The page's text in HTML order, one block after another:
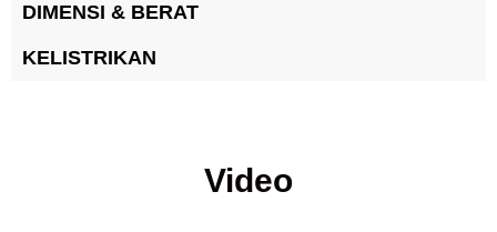
DIMENSI & BERAT
KELISTRIKAN
Video